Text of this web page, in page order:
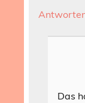
Das